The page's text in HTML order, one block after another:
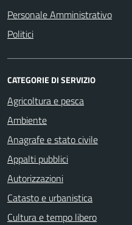
Personale Amministrativo
Politici
CATEGORIE DI SERVIZIO
Agricoltura e pesca
Ambiente
Anagrafe e stato civile
Appalti pubblici
Autorizzazioni
Catasto e urbanistica
Cultura e tempo libero